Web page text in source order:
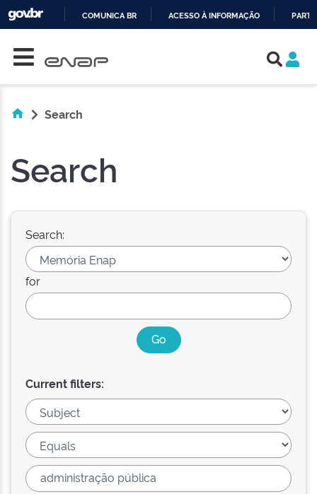
COMUNICA BR ACESSO À INFORMAÇÃO
Search
Search
Search:
for
Current filters: